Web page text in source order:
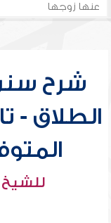
عنها زوجها
شرح
الطلاق -
للشيخ